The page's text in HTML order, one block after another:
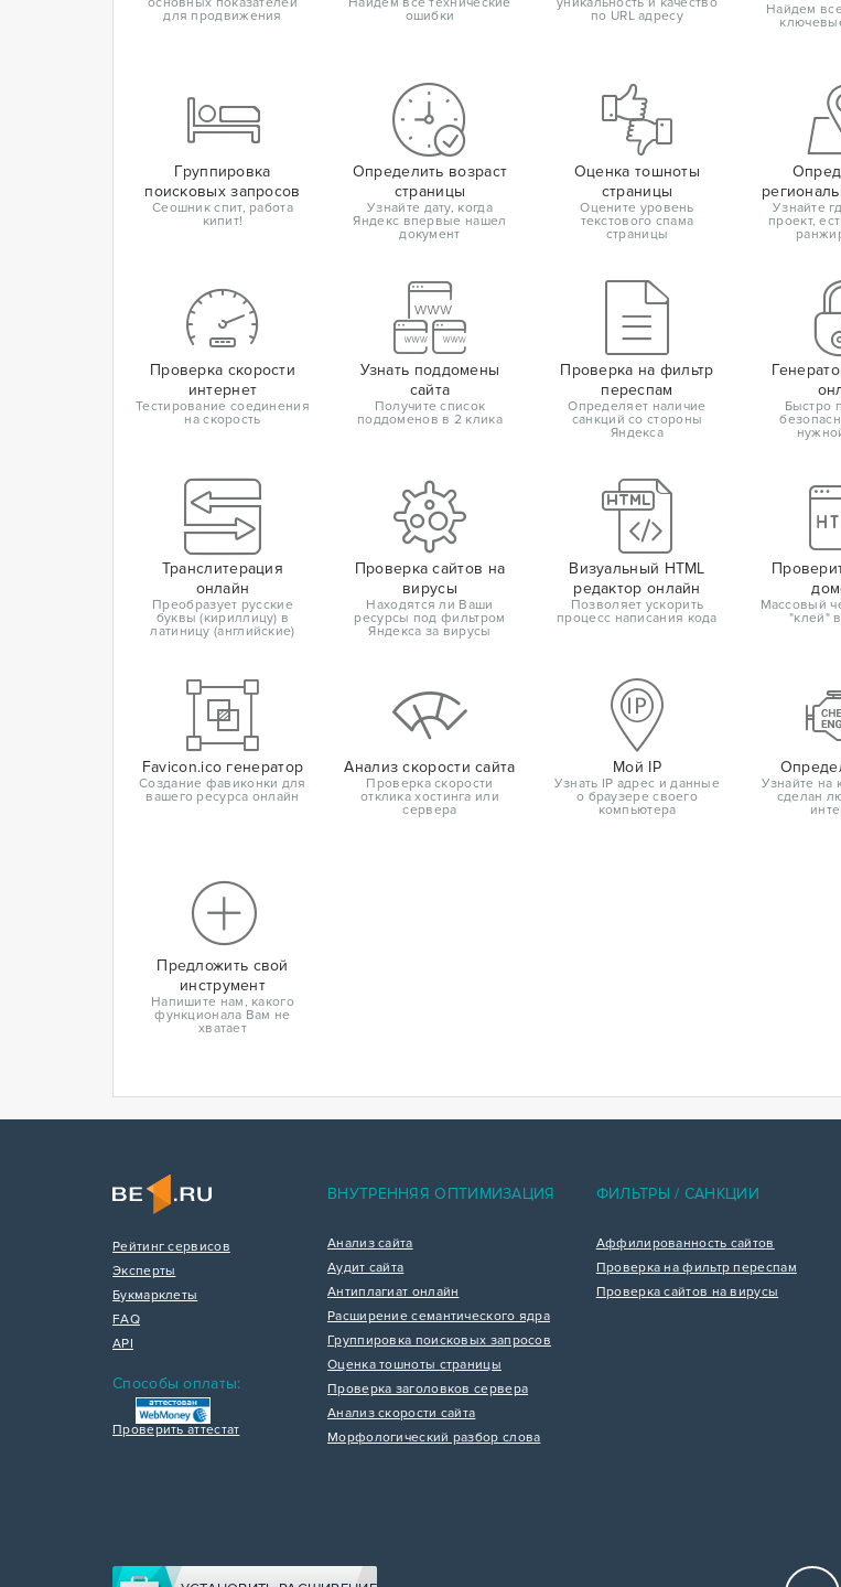
для продвижения
ошибки
по URL адресу
Найдем
Группировка
поисковых запросов
Сеошник спит, работа
кипит!
Определить возраст
страницы
Узнайте дату, когда
Яндекс впервые нашел
документ
Оценка тошноты
страницы
Оцените уровень
текстового спама
страницы
Узнайте
проект,
Проверка скорости
интернет
Тестирование соединения
на скорость
Узнать поддомены
сайта
Получите список
поддоменов в 2 клика
Проверка на фильтр
переспам
Определяет наличие
санкций со стороны
Яндекса
Быстро
Транслитерация
онлайн
Преобразует русские
буквы (кириллицу) в
латиницу (английские)
Проверка сайтов на
вирусы
Находятся ли Ваши
ресурсы под фильтром
Яндекса за вирусы
Визуальный HTML
редактор онлайн
Позволяет ускорить
процесс написания кода
Массовый
"клей"
Favicon.ico генератор
Создание фавиконки для
вашего ресурса онлайн
Анализ скорости сайта
Проверка скорости
отклика хостинга или
сервера
Мой IP
Узнать IP адрес и данные
о браузере своего
компьютера
Узнайте на
сделан
Предложить свой
инструмент
Напишите нам, какого
функционала Вам не
хватает
Рейтинг сервисов
Эксперты
Букмарклеты
FAQ
API
Способы оплаты:
Проверить аттестат
ВНУТРЕННЯЯ ОПТИМИЗАЦИЯ
Анализ сайта
Аудит сайта
Антиплагиат онлайн
Расширение семантического ядра
Группировка поисковых запросов
Оценка тошноты страницы
Проверка заголовков сервера
Анализ скорости сайта
Морфологический разбор слова
ФИЛЬТРЫ / САНКЦИИ
Аффилированность сайтов
Проверка на фильтр переспам
Проверка сайтов на вирусы